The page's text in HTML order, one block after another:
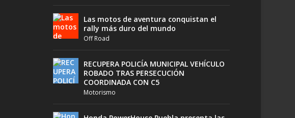
Las motos de aventura conquistan el
rally más duro del mundo
Off Road
RECUPERA POLICÍA MUNICIPAL VEHÍCULO
ROBADO TRAS PERSECUCIÓN
COORDINADA CON C5
Motorismo